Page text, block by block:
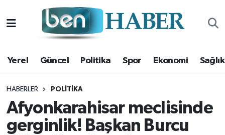
Yerel Güncel Politika Spor Ekonomi Sağlık
HABERLER POLITIKA
Afyonkarahisar meclisinde
gerginlik! Başkan Burcu
Yerel
Güncel
Politika
Spor
Hava Durumu
Trafik Durumu
Süper Lig Puan Durumu ve Fikstür
Tüm Manşetler